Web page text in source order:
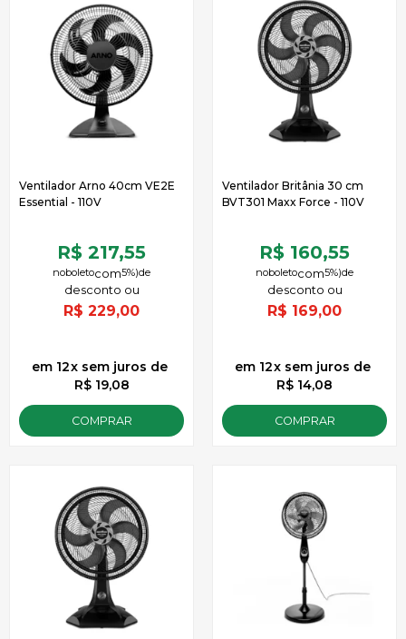
Ventilador Arno 40cm VE2E
Essential - 110V
R$ 217,55
de
5%)
noboleto
R$ 229,00
12x
de
R$ 19,08
sem juros
COMPRAR
Ventilador Britânia 30 cm
BVT301 Maxx Force - 110V
R$ 160,55
de
5%)
noboleto
R$ 169,00
12x
de
R$ 14,08
sem juros
COMPRAR